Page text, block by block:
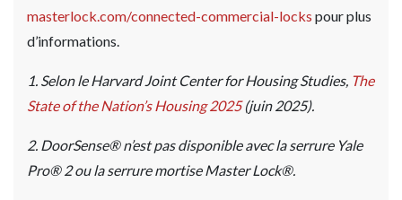
masterlock.com/connected-commercial-locks pour plus
d’informations.
1. Selon le Harvard Joint Center for Housing Studies, The
State of the Nation’s Housing 2025(juin 2025).
2. DoorSense® n’est pas disponible avec la serrure Yale
Pro® 2 ou la serrure mortise Master Lock®.